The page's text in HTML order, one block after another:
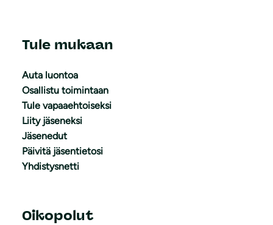
Tule mukaan
Auta luontoa
Osallistu toimintaan
Tule vapaaehtoiseksi
Liity jäseneksi
Jäsenedut
Päivitä jäsentietosi
Yhdistysnetti
Oikopolut